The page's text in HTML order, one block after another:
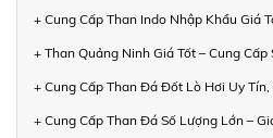
+ Cung Cấp Than Indo Nhập Khẩu Giá
+ Than Quảng Ninh Giá Tốt – Cung Cấp
+ Cung Cấp Than Đá Đốt Lò Hơi Uy Tín,
+ Cung Cấp Than Đá Số Lượng Lớn –